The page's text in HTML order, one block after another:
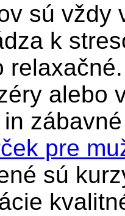
sú vždy
k
alebo
pre
sú